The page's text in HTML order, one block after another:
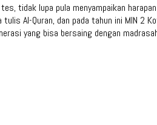
tidak lupa pula menyampaikan
Al-Quran, dan pada tahun ini MIN
yang bisa bersaing dengan